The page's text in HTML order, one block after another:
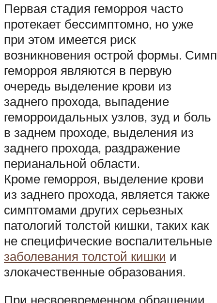
Первая стадия геморроя часто
протекает бессимптомно, но уже
при этом имеется риск
возникновения острой формы.
геморроя являются в первую
очередь выделение крови из
заднего прохода, выпадение
геморроидальных узлов, зуд и боль
в заднем проходе, выделения из
заднего прохода, раздражение
перианальной области.
Кроме геморроя, выделение крови
из заднего прохода, является также
симптомами других серьезных
патологий толстой кишки, таких как
не специфические воспалительные
заболевания толстой кишки и
злокачественные образования.
При несвоевременном обращении